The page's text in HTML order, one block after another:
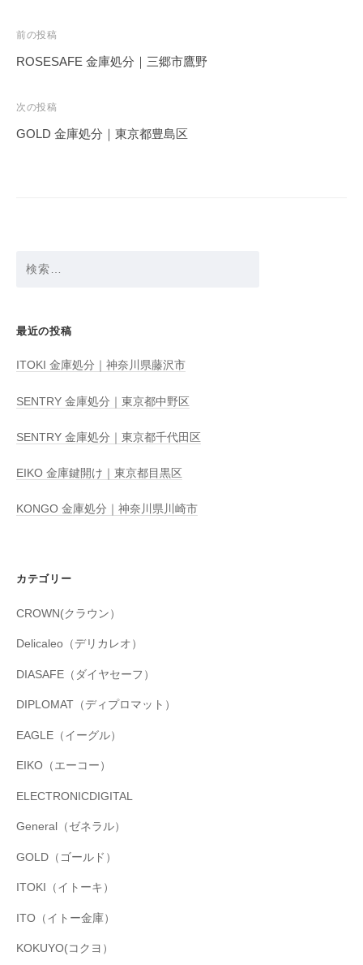
投
稿
ビ
ゲ
前の投稿
ROSESAFE 金庫処分｜三郷市鷹野
次の投稿
GOLD 金庫処分｜東京都豊島区
最近の投稿
ITOKI 金庫処分｜神奈川県藤沢市
SENTRY 金庫処分｜東京都中野区
SENTRY 金庫処分｜東京都千代田区
EIKO 金庫鍵開け｜東京都目黒区
KONGO 金庫処分｜神奈川県川崎市
カテゴリー
CROWN(クラウン）
Delicaleo（デリカレオ）
DIASAFE（ダイヤセーフ）
DIPLOMAT（ディプロマット）
EAGLE（イーグル）
EIKO（エーコー）
ELECTRONICDIGITAL
General（ゼネラル）
GOLD（ゴールド）
ITOKI（イトーキ）
ITO（イトー金庫）
KOKUYO(コクヨ）